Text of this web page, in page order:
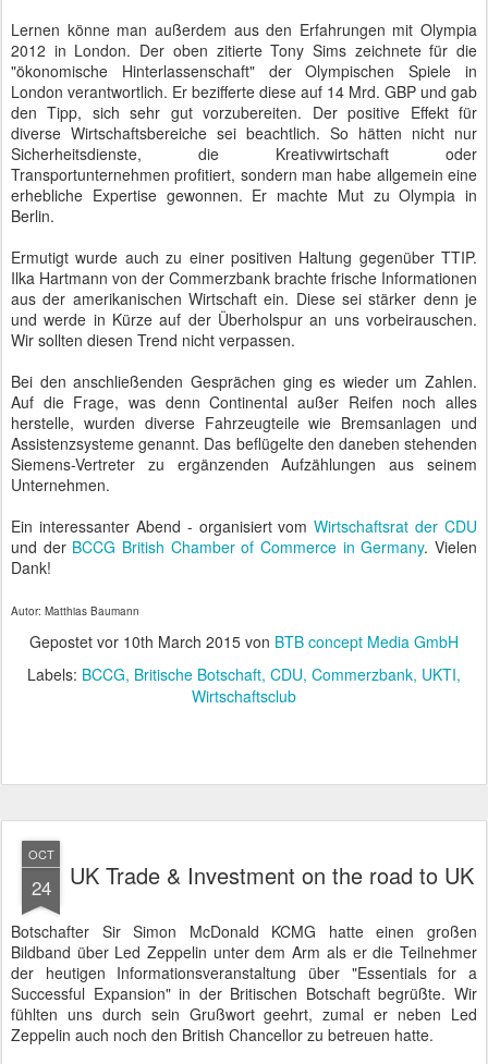
Lernen könne man außerdem aus den Erfahrungen mit Olympia
2012 in London. Der oben zitierte Tony Sims zeichnete für die
"ökonomische Hinterlassenschaft" der Olympischen Spiele in
London verantwortlich. Er bezifferte diese auf 14 Mrd. GBP und gab
den Tipp, sich sehr gut vorzubereiten. Der positive Effekt für
diverse Wirtschaftsbereiche sei beachtlich. So hätten nicht nur
Sicherheitsdienste, die Kreativwirtschaft oder
Transportunternehmen profitiert, sondern man habe allgemein eine
erhebliche Expertise gewonnen. Er machte Mut zu Olympia in
Berlin.
Ermutigt wurde auch zu einer positiven Haltung gegenüber TTIP.
Ilka Hartmann von der Commerzbank brachte frische Informationen
aus der amerikanischen Wirtschaft ein. Diese sei stärker denn je
und werde in Kürze auf der Überholspur an uns vorbeirauschen.
Wir sollten diesen Trend nicht verpassen.
Bei den anschließenden Gesprächen ging es wieder um Zahlen.
Auf die Frage, was denn Continental außer Reifen noch alles
herstelle, wurden diverse Fahrzeugteile wie Bremsanlagen und
Assistenzsysteme genannt. Das beflügelte den daneben stehenden
Siemens-Vertreter zu ergänzenden Aufzählungen aus seinem
Unternehmen.
Ein interessanter Abend - organisiert vomWirtschaftsrat der CDU
und der BCCG British Chamber of Commerce in Germany. Vielen
Dank!
Autor: Matthias Baumann
Gepostet vor 10th March 2015 von BTB concept Media GmbH
Labels: BCCG Britische Botschaft CDU Commerzbank UKTI
Wirtschaftsclub
OCT
24 UK Trade & Investment on the road to UK
Botschafter Sir Simon McDonald KCMG hatte einen großen
Bildband über Led Zeppelin unter dem Arm als er die Teilnehmer
der heutigen Informationsveranstaltung über "Essentials for a
Successful Expansion" in der Britischen Botschaft begrüßte. Wir
fühlten uns durch sein Grußwort geehrt, zumal er neben Led
Zeppelin auch noch den British Chancellor zu betreuen hatte.